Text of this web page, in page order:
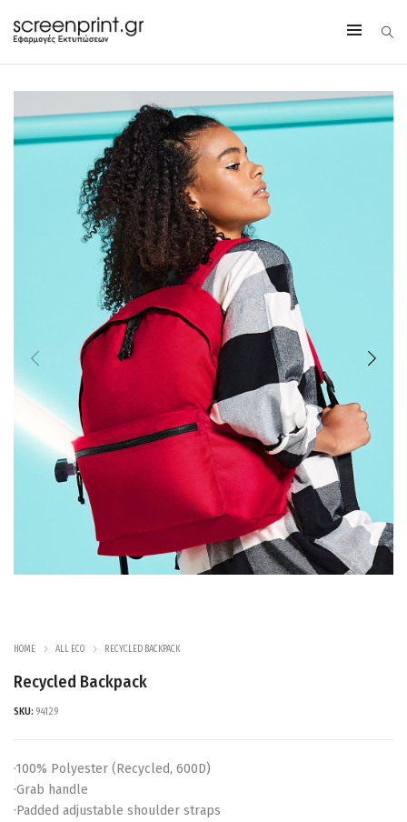
HOME ALL ECO RECYCLED BACKPACK
Recycled Backpack
SKU: 94129
·100% Polyester (Recycled, 600D)
·Grab handle
·Padded adjustable shoulder straps